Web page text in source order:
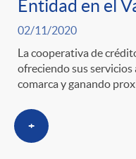
e
n
s
r
í
a
F
i
l
n
t
e
Entidad en el
02/11/2020
La cooperativa de
ofreciendo sus
comarca y ganando
+